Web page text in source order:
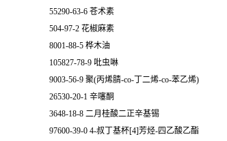
55290-63-6 苍术素
504-97-2 花椒麻素
8001-88-5 桦木油
105827-78-9 吡虫啉
9003-56-9 聚(丙烯腈-co-丁二烯-co-苯乙烯)
26530-20-1 辛噻酮
3648-18-8 二月桂酸二正辛基锡
97600-39-0 4-叔丁基杯[4]芳烃-四乙酸乙酯